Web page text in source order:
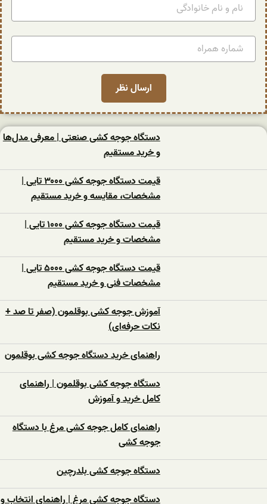
دستگاه جوجه کشی صنعتی | معرفی مدل‌ها
و خرید مستقیم
قیمت دستگاه جوجه کشی ۳۰۰۰ تایی |
مشخصات، مقایسه و خرید مستقیم
قیمت دستگاه جوجه کشی ۱۰۰۰ تایی |
مشخصات و خرید مستقیم
قیمت دستگاه جوجه کشی ۵۰۰۰ تایی |
مشخصات فنی و خرید مستقیم
آموزش جوجه کشی بوقلمون (صفر تا صد +
نکات حرفه‌ای)
راهنمای خرید دستگاه جوجه کشی بوقلمون
دستگاه جوجه کشی بوقلمون | راهنمای
کامل خرید و آموزش
راهنمای کامل جوجه کشی مرغ با دستگاه
جوجه کشی
دستگاه جوجه‌ کشی بلدرچین
دستگاه جوجه‌ کشی مرغ | راهنمای انتخاب و